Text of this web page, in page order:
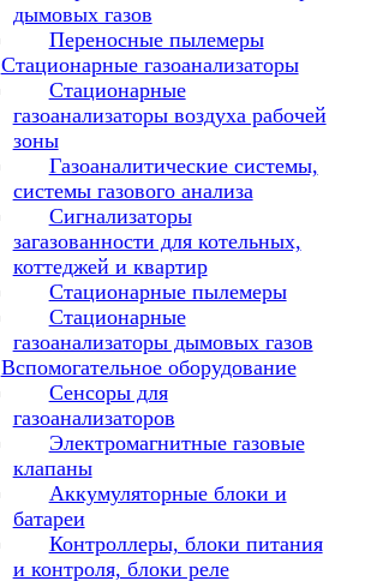
дымовых газов
Переносные пылемеры
Стационарные газоанализаторы
Стационарные
газоанализаторы воздуха рабочей
зоны
Газоаналитические системы,
системы газового анализа
Сигнализаторы
загазованности для котельных,
коттеджей и квартир
Стационарные пылемеры
Стационарные
газоанализаторы дымовых газов
Вспомогательное оборудование
Сенсоры для
газоанализаторов
Электромагнитные газовые
клапаны
Аккумуляторные блоки и
батареи
Контроллеры, блоки питания
и контроля, блоки реле